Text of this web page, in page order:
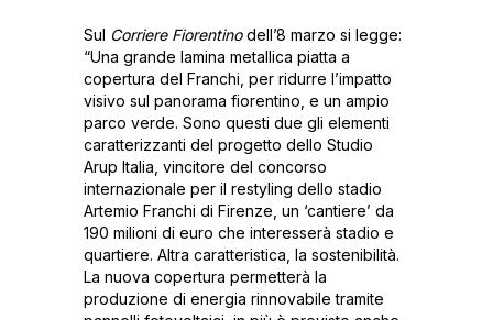
Sul Corriere Fiorentinodell’8 marzo si legge:
“Una grande lamina metallica piatta a
copertura del Franchi, per ridurre l’impatto
visivo sul panorama fiorentino, e un ampio
parco verde. Sono questi due gli elementi
caratterizzanti del progetto dello Studio
Arup Italia, vincitore del concorso
internazionale per il restyling dello stadio
Artemio Franchi di Firenze, un ‘cantiere’ da
190 milioni di euro che interesserà stadio e
quartiere. Altra caratteristica, la sostenibilità.
La nuova copertura permetterà la
produzione di energia rinnovabile tramite